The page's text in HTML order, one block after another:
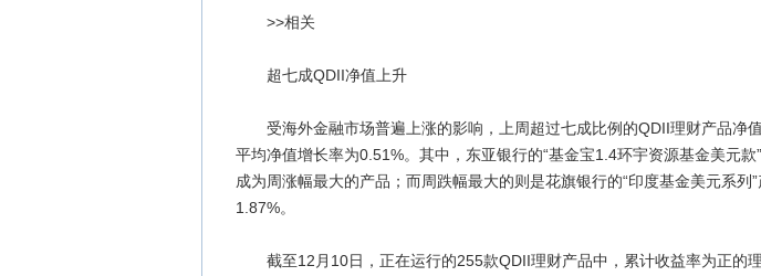
>>相关
超七成QDII净值上升
受海外金融市场普遍上涨的影响，上周超过七成比例的QDII理财产品净
平均净值增长率为0.51%。其中，东亚银行的“基金宝1.4环宇资源基金美元款
成为周涨幅最大的产品；而周跌幅最大的则是花旗银行的“印度基金美元系列
1.87%。
截至12月10日，正在运行的255款QDII理财产品中，累计收益率为正的